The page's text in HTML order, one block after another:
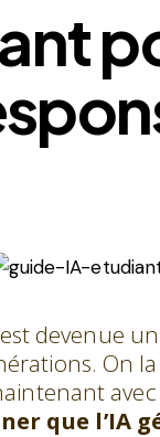
devenue
On
que l’IA